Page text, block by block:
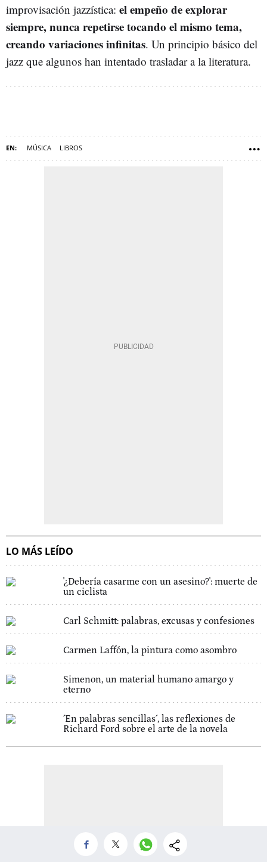
improvisación jazzística: el empeño de explorar
siempre, nunca repetirse tocando el mismo tema,
creando variaciones infinitas. Un principio básico del
jazz que algunos han intentado trasladar a la literatura.
MÚSICA LIBROS
LO MÁS LEÍDO
'¿Debería casarme con un asesino?': muerte de
un ciclista
Carl Schmitt: palabras, excusas y confesiones
Carmen Laffón, la pintura como asombro
Simenon, un material humano amargo y
eterno
´En palabras sencillas´, las reflexiones de
Richard Ford sobre el arte de la novela